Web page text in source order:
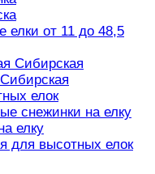
елки от 11 до 48,5
Сибирская
елок
снежинки на елку
елку
для высотных елок